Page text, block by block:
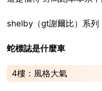
shelby（gt謝爾比）系列
蛇標誌是什麼車
4樓：風格大氣